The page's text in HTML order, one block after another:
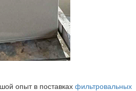
опыт в поставках фильтровальных